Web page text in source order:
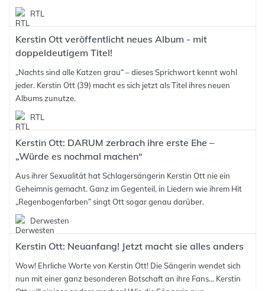
RTL
Kerstin Ott veröffentlicht neues Album - mit
doppeldeutigem Titel!
„Nachts sind alle Katzen grau“ – dieses Sprichwort kennt wohl
jeder. Kerstin Ott (39) macht es sich jetzt als Titel ihres neuen
Albums zunutze.
RTL
Kerstin Ott: DARUM zerbrach ihre erste Ehe –
„Würde es nochmal machen“
Aus ihrer Sexualität hat Schlagersängerin Kerstin Ott nie ein
Geheimnis gemacht. Ganz im Gegenteil, in Liedern wie ihrem Hit
„Regenbogenfarben” singt Ott sogar genau darüber.
Derwesten
Kerstin Ott: Neuanfang! Jetzt macht sie alles anders
Wow! Ehrliche Worte von Kerstin Ott! Die Sängerin wendet sich
nun mit einer ganz besonderen Botschaft an ihre Fans... Kerstin